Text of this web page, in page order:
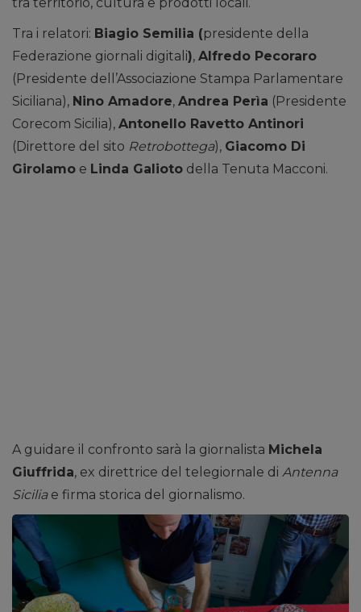
Tra i relatori: Biagio Semilia (presidente della
Federazione giornali digitali), Alfredo Pecoraro
(Presidente dell’Associazione Stampa Parlamentare
Siciliana), Nino Amadore, Andrea Perìa (Presidente
Corecom Sicilia), Antonello Ravetto Antinori
(Direttore del sito Retrobottega), Giacomo Di
Girolamo e Linda Galioto della Tenuta Macconi.
A guidare il confronto sarà la giornalista Michela
Giuffrida, ex direttrice del telegiornale di Antenna
Siciliae firma storica del giornalismo.